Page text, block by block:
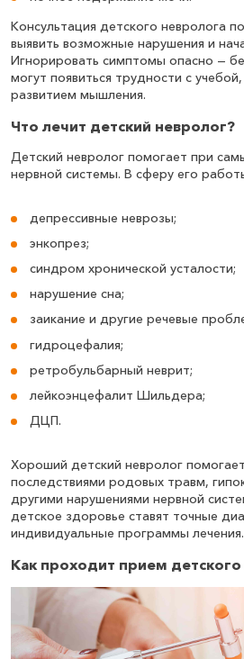
Консультация детского невролога
выявить возможные нарушения и
Игнорировать симптомы опасно —
могут появиться трудности с
развитием мышления.
Что лечит детский невролог?
Детский невролог помогает при
нервной системы. В сферу его
депрессивные неврозы;
энкопрез;
синдром хронической усталости;
нарушение сна;
заикание и другие речевые
гидроцефалия;
ретробульбарный неврит;
лейкоэнцефалит Шильдера;
ДЦП.
Хороший детский невролог
последствиями родовых травм,
другими нарушениями нервной
детское здоровье ставят точные
индивидуальные программы лечения.
Как проходит прием